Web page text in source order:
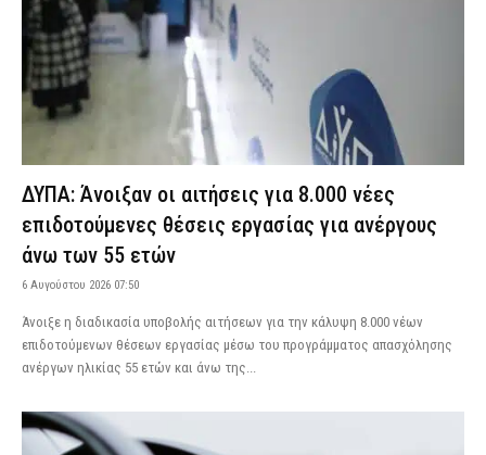
ΔΥΠΑ: Άνοιξαν οι αιτήσεις για 8.000 νέες
επιδοτούμενες θέσεις εργασίας για ανέργους
άνω των 55 ετών
6 Αυγούστου 2026 07:50
Άνοιξε η διαδικασία υποβολής αιτήσεων για την κάλυψη 8.000 νέων
επιδοτούμενων θέσεων εργασίας μέσω του προγράμματος απασχόλησης
ανέργων ηλικίας 55 ετών και άνω της...